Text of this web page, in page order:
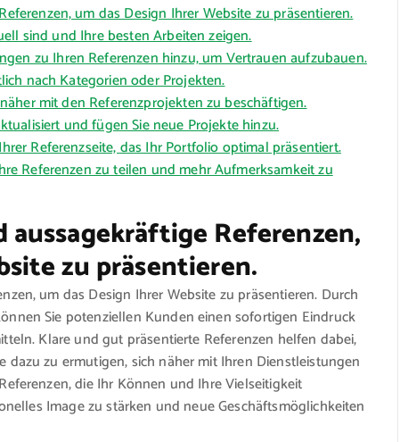
um das Design Ihrer Website zu präsentieren.
sind und Ihre besten Arbeiten zeigen.
zu Ihren Referenzen hinzu, um Vertrauen aufzubauen.
nach Kategorien oder Projekten.
mit den Referenzprojekten zu beschäftigen.
und fügen Sie neue Projekte hinzu.
Referenzseite, das Ihr Portfolio optimal präsentiert.
Referenzen zu teilen und mehr Aufmerksamkeit zu
Referenzen,
zu präsentieren.
um das Design Ihrer Website zu präsentieren. Durch
Sie potenziellen Kunden einen sofortigen Eindruck
Klare und gut präsentierte Referenzen helfen dabei,
zu ermutigen, sich näher mit Ihren Dienstleistungen
die Ihr Können und Ihre Vielseitigkeit
Image zu stärken und neue Geschäftsmöglichkeiten